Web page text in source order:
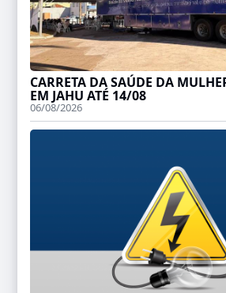
CARRETA DA SAÚDE DA
EM JAHU ATÉ 14/08
06/08/2026